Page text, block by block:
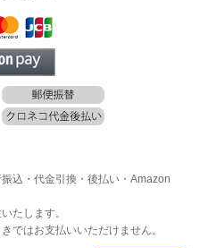
込・代金引換・後払い・Amazon
たします。
ではお支払いいただけません。